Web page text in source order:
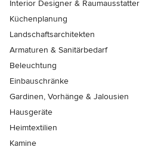
Interior Designer & Raumausstatter
Küchenplanung
Landschaftsarchitekten
Armaturen & Sanitärbedarf
Beleuchtung
Einbauschränke
Gardinen, Vorhänge & Jalousien
Hausgeräte
Heimtextilien
Kamine